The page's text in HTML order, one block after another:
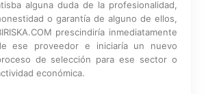
alguna duda de la profesionalidad,
o garantía de alguno de ellos,
prescindiría inmediatamente
ese proveedor e iniciaría un nuevo
de selección para ese sector o
económica.